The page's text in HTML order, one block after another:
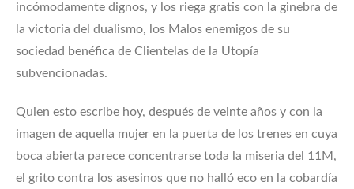
incómodamente dignos, y los riega gratis con la ginebra de
la victoria del dualismo, los Malos enemigos de su
sociedad benéfica de Clientelas de la Utopía
subvencionadas.
Quien esto escribe hoy, después de veinte años y con la
imagen de aquella mujer en la puerta de los trenes en cuya
boca abierta parece concentrarse toda la miseria del 11M,
el grito contra los asesinos que no halló eco en la cobardía